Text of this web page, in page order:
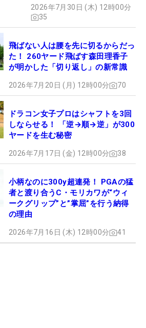
2026年7月30日 (木) 12時00分
35
飛ばない人は腰を先に切るからだっ
た！ 260ヤード飛ばす森田理香子
が明かした「切り返し」の新常識
2026年7月20日 (月) 12時00分 70
ドラコン女子プロはシャフトを3回
しならせる！ 「逆→順→逆」が300
ヤードを生む秘密
2026年7月17日 (金) 12時00分 38
小柄なのに300y超連発！ PGAの猛
者と渡り合うC・モリカワが“ウィ
ークグリップ”と”掌屈”を行う納得
の理由
2026年7月16日 (木) 12時00分 41